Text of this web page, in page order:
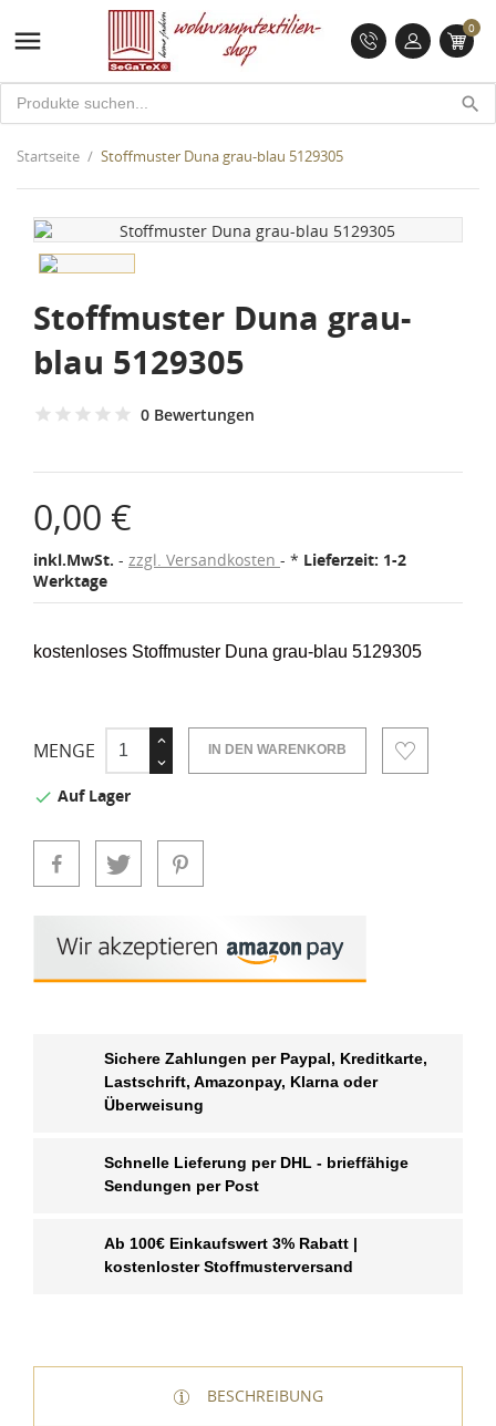
 0
search
Startseite Stoffmuster Duna grau-blau 5129305
Stoffmuster Duna grau-
blau 5129305
0 Bewertungen
0,00 €
inkl.MwSt. zzgl. Versandkosten * Lieferzeit: 1-2
Werktage
kostenloses Stoffmuster Duna grau-blau 5129305
MENGE IN DEN WARENKORB
 Auf Lager
Sichere Zahlungen per Paypal, Kreditkarte,
Lastschrift, Amazonpay, Klarna oder
Überweisung
Schnelle Lieferung per DHL - brieffähige
Sendungen per Post
Ab 100€ Einkaufswert 3% Rabatt |
kostenloster Stoffmusterversand
BESCHREIBUNG
WUNSCHLISTE ERSTELLEN
ANMELDEN